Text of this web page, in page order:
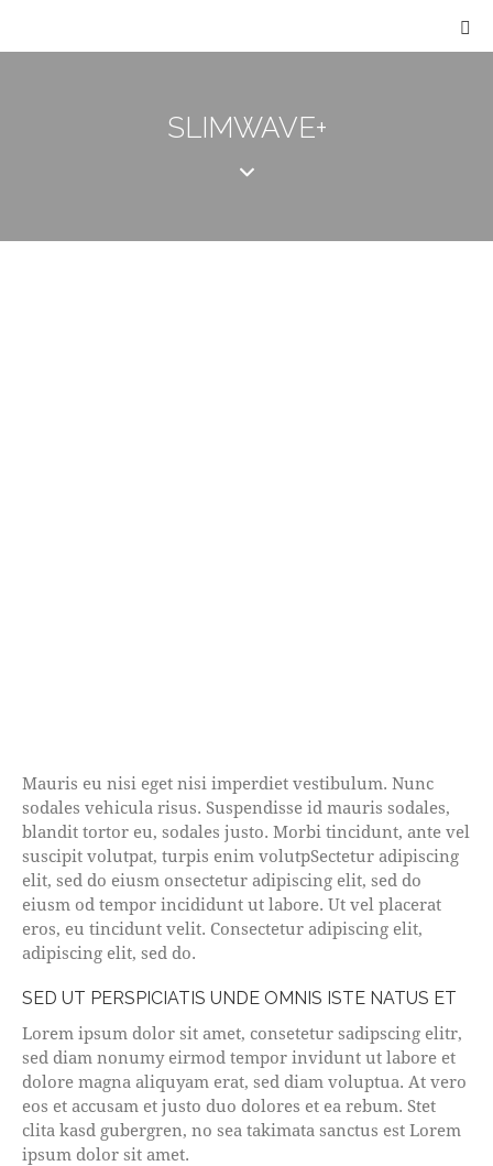
SLIMWAVE+
Mauris eu nisi eget nisi imperdiet vestibulum. Nunc
sodales vehicula risus. Suspendisse id mauris sodales,
blandit tortor eu, sodales justo. Morbi tincidunt, ante vel
suscipit volutpat, turpis enim volutpSectetur adipiscing
elit, sed do eiusm onsectetur adipiscing elit, sed do
eiusm od tempor incididunt ut labore. Ut vel placerat
eros, eu tincidunt velit. Consectetur adipiscing elit,
adipiscing elit, sed do.
SED UT PERSPICIATIS UNDE OMNIS ISTE NATUS ET
Lorem ipsum dolor sit amet, consetetur sadipscing elitr,
sed diam nonumy eirmod tempor invidunt ut labore et
dolore magna aliquyam erat, sed diam voluptua. At vero
eos et accusam et justo duo dolores et ea rebum. Stet
clita kasd gubergren, no sea takimata sanctus est Lorem
ipsum dolor sit amet.